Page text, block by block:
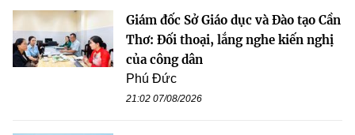
Giám đốc Sở Giáo dục và Đào tạo Cần
Thơ: Đối thoại, lắng nghe kiến nghị
của công dân
Phú Đức
21:02 07/08/2026